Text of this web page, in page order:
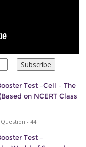
Test –Cell – The
on NCERT Class
- 44
Test –